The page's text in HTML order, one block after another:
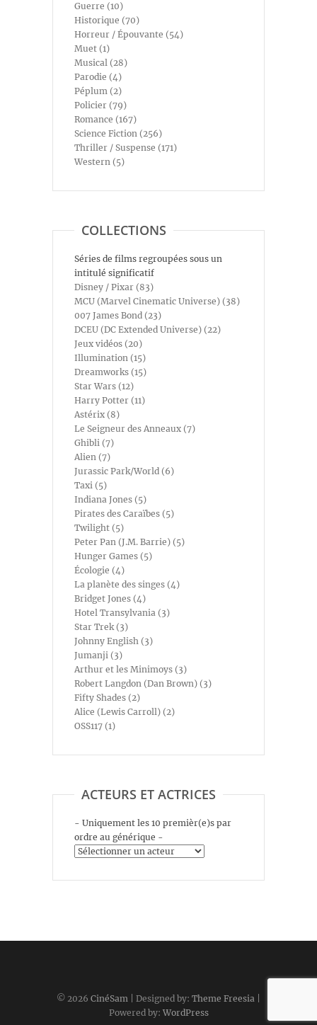
Guerre (10)
Historique (70)
Horreur / Épouvante (54)
Muet (1)
Musical (28)
Parodie (4)
Péplum (2)
Policier (79)
Romance (167)
Science Fiction (256)
Thriller / Suspense (171)
Western (5)
COLLECTIONS
Séries de films regroupées sous un
intitulé significatif
Disney / Pixar (83)
MCU (Marvel Cinematic Universe) (38)
007 James Bond (23)
DCEU (DC Extended Universe) (22)
Jeux vidéos (20)
Illumination (15)
Dreamworks (15)
Star Wars (12)
Harry Potter (11)
Astérix (8)
Le Seigneur des Anneaux (7)
Ghibli (7)
Alien (7)
Jurassic Park/World (6)
Taxi (5)
Indiana Jones (5)
Pirates des Caraïbes (5)
Twilight (5)
Peter Pan (J.M. Barrie) (5)
Hunger Games (5)
Écologie (4)
La planète des singes (4)
Bridget Jones (4)
Hotel Transylvania (3)
Star Trek (3)
Johnny English (3)
Jumanji (3)
Arthur et les Minimoys (3)
Robert Langdon (Dan Brown) (3)
Fifty Shades (2)
Alice (Lewis Carroll) (2)
OSS117 (1)
ACTEURS ET ACTRICES
- Uniquement les 10 premièr(e)s par
ordre au générique -
© 2026 CinéSam | Designed by: Theme Freesia
Powered by: WordPress